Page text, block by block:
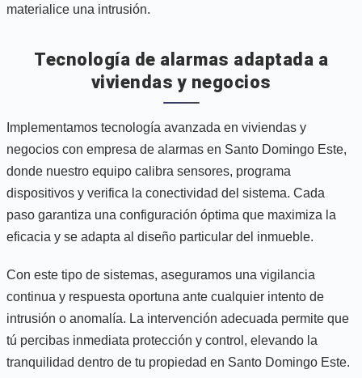
materialice una intrusión.
Tecnología de alarmas adaptada a
viviendas y negocios
Implementamos tecnología avanzada en viviendas y
negocios con empresa de alarmas en Santo Domingo Este,
donde nuestro equipo calibra sensores, programa
dispositivos y verifica la conectividad del sistema. Cada
paso garantiza una configuración óptima que maximiza la
eficacia y se adapta al diseño particular del inmueble.
Con este tipo de sistemas, aseguramos una vigilancia
continua y respuesta oportuna ante cualquier intento de
intrusión o anomalía. La intervención adecuada permite que
tú percibas inmediata protección y control, elevando la
tranquilidad dentro de tu propiedad en Santo Domingo Este.